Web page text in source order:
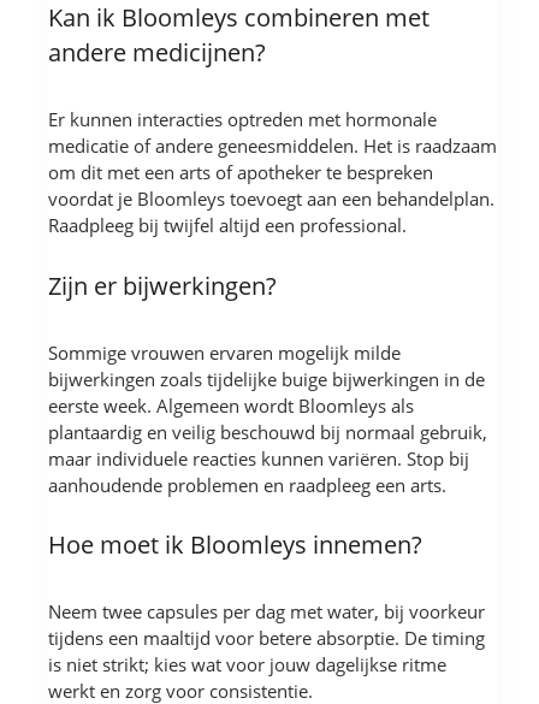
Kan ik Bloomleys combineren met
andere medicijnen?
Er kunnen interacties optreden met hormonale
medicatie of andere geneesmiddelen. Het is raadzaam
om dit met een arts of apotheker te bespreken
voordat je Bloomleys toevoegt aan een behandelplan.
Raadpleeg bij twijfel altijd een professional.
Zijn er bijwerkingen?
Sommige vrouwen ervaren mogelijk milde
bijwerkingen zoals tijdelijke buige bijwerkingen in de
eerste week. Algemeen wordt Bloomleys als
plantaardig en veilig beschouwd bij normaal gebruik,
maar individuele reacties kunnen variëren. Stop bij
aanhoudende problemen en raadpleeg een arts.
Hoe moet ik Bloomleys innemen?
Neem twee capsules per dag met water, bij voorkeur
tijdens een maaltijd voor betere absorptie. De timing
is niet strikt; kies wat voor jouw dagelijkse ritme
werkt en zorg voor consistentie.